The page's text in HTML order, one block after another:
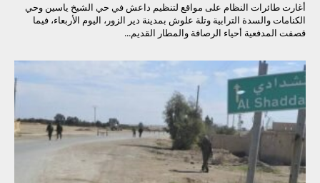
أغارت طائرات النظام على مواقع لتنظيم داعش في حي الشيخ ياسين وحي
الكنامات والسدة الترابية وتلة علوش بمدينة دير الزور، اليوم الأربعاء، فيما
قصفت المدفعية أحياء الرصافة والمطار القديم...